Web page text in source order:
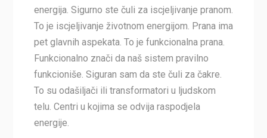
energija. Sigurno ste čuli za iscjeljivanje pranom.
To je iscjeljivanje životnom energijom. Prana ima
pet glavnih aspekata. To je funkcionalna prana.
Funkcionalno znači da naš sistem pravilno
funkcioniše. Siguran sam da ste čuli za čakre.
To su odašiljači ili transformatori u ljudskom
telu. Centri u kojima se odvija raspodjela
energije.